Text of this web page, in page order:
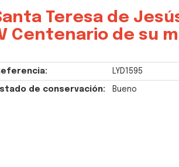
Teresa de
Centenario de su
LYD1595
de conservación: Bueno